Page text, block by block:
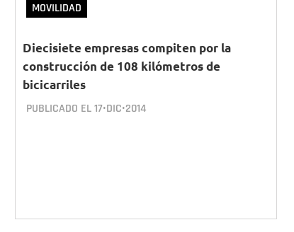
MOVILIDAD
Diecisiete empresas compiten por la
construcción de 108 kilómetros de
bicicarriles
PUBLICADO EL17•DIC•2014